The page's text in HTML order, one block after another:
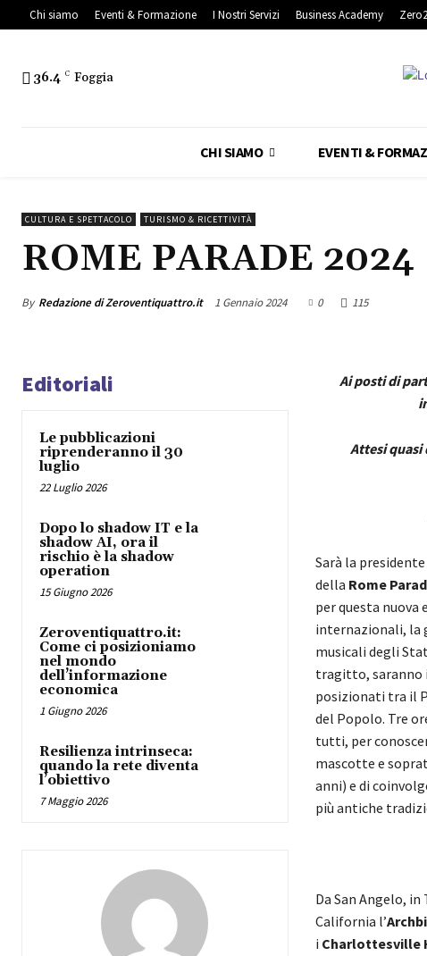
Chi siamo Eventi & Formazione I Nostri Servizi Business Academy
36.4 C Foggia
CHI SIAMO EVENTI &
CULTURA E SPETTACOLO TURISMO & RICETTIVITÀ
ROME PARADE 2024
By Redazione di Zeroventiquattro.it 1 Gennaio 2024 0 115
Editoriali
Le pubblicazioni
riprenderanno il 30
luglio
22 Luglio 2026
Dopo lo shadow IT e la
shadow AI, ora il
rischio è la shadow
operation
15 Giugno 2026
Zeroventiquattro.it:
Come ci posizioniamo
nel mondo
dell’informazione
economica
1 Giugno 2026
Resilienza intrinseca:
quando la rete diventa
l’obiettivo
7 Maggio 2026
Ai posti di
Attesi
Sarà la
della Rome
per questa
internazionali, la
musicali degli
tragitto, saranno
posizionati tra il
del Popolo. Tre
tutti, per
mascotte e
anni) e di
più antiche
Da San Angelo, in
California l’
i Charlottesville